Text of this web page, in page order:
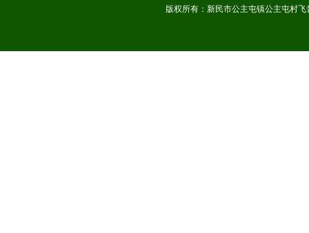
版权所有：新民市公主屯镇公主屯村